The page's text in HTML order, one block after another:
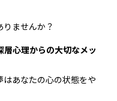
ませんか？
層心理からの大切なメッ
あなたの心の状態をや